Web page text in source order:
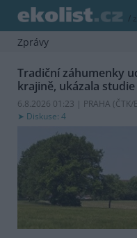
/
Zprávy
Tradiční záhumenky
krajině, ukázala studie
6.8.2026 01:23 | PRAHA (ČTK/
Diskuse: 4